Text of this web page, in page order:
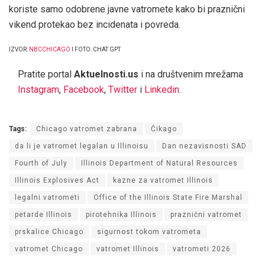
koriste samo odobrene javne vatromete kako bi praznični
vikend protekao bez incidenata i povreda.
IZVOR: NBCCHICAGO I FOTO: CHAT GPT
Pratite portal Aktuelnosti.us i na društvenim mrežama
Instagram, Facebook, Twitter i Linkedin.
Tags: Chicago vatromet zabrana Čikago
da li je vatromet legalan u Illinoisu Dan nezavisnosti SAD
Fourth of July Illinois Department of Natural Resources
Illinois Explosives Act kazne za vatromet Illinois
legalni vatrometi Office of the Illinois State Fire Marshal
petarde Illinois pirotehnika Illinois praznični vatromet
prskalice Chicago sigurnost tokom vatrometa
vatromet Chicago vatromet Illinois vatrometi 2026